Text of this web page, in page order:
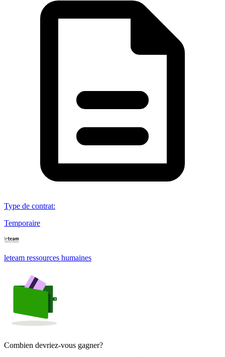
Type de contrat:
Temporaire
leteam ressources humaines
Combien devriez-vous gagner?